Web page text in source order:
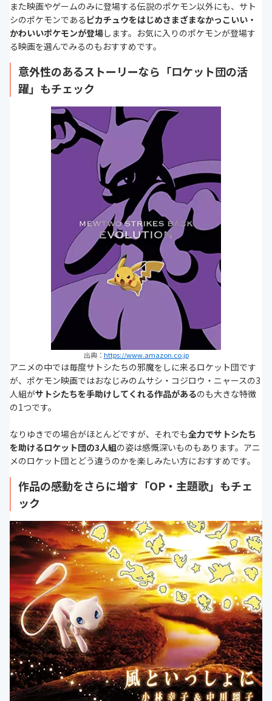
また映画やゲームのみに登場する伝説のポケモン以外にも、サト
シのポケモンである ピカチュウをはじめさまざまなかっこいい・
かわいいポケモンが登場します。お気に入りのポケモンが登場す
る映画を選んでみるのもおすすめです。
意外性のあるストーリーなら「ロケット団の活
躍」もチェック
出典： https://www.amazon.co.jp
アニメの中では毎度サトシたちの邪魔をしに来るロケット団です
が、ポケモン映画ではおなじみのムサシ・コジロウ・ニャースの3
人組がサトシたちを手助けしてくれる作品があるのも大きな特徴
の1つです。
なりゆきでの場合がほとんどですが、それでも全力でサトシたち
を助けるロケット団の3人組の姿は感慨深いものもあります。アニ
メのロケット団とどう違うのかを楽しみたい方におすすめです。
作品の感動をさらに増す「OP・主題歌」もチェ
ック